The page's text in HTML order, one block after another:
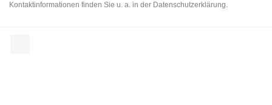
Kontaktinformationen finden Sie u. a. in der Datenschutzerklärung.